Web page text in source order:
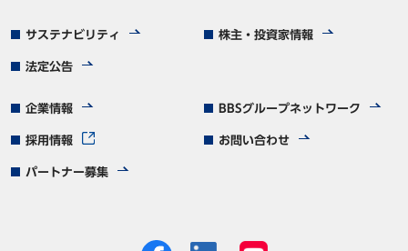
サステナビリティ 株主・投資家情報
法定公告
企業情報 BBSグループネットワーク
採用情報 お問い合わせ
パートナー募集